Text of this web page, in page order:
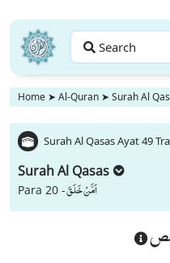
Search
Home ➤ Al-Quran ➤ Surah Al
Surah Al Qasas Ayat 49
Surah Al Qasas
Para 20 -اَمَّنْ خَلَقَ